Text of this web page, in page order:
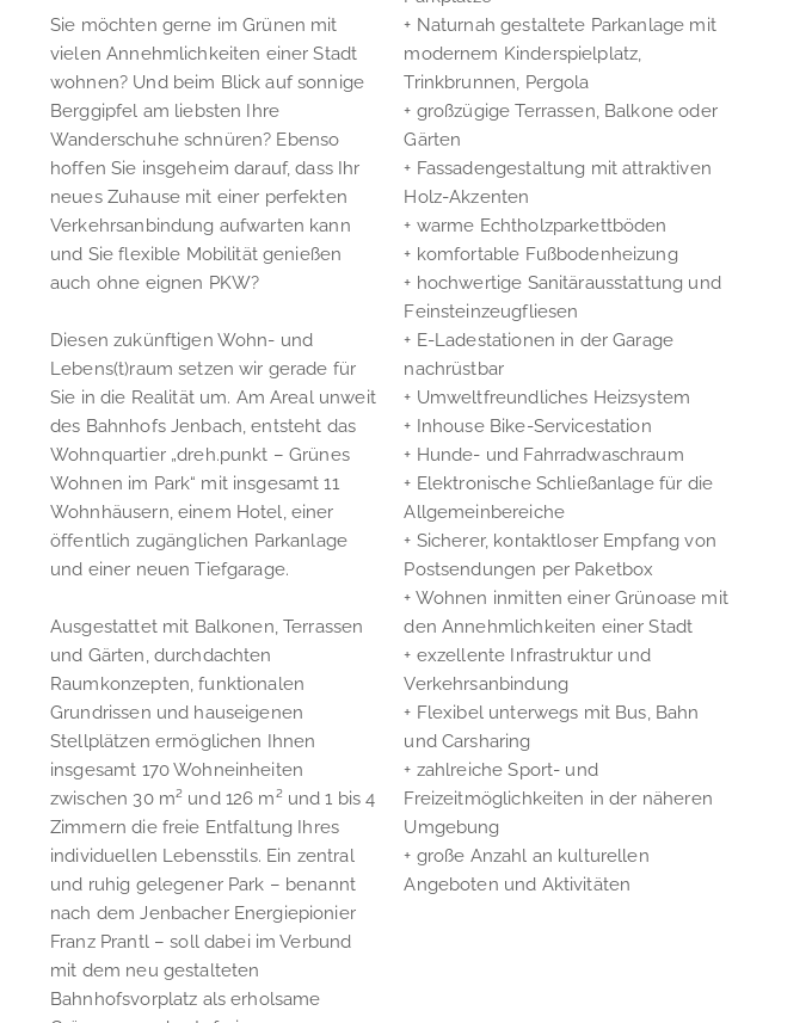
Sie möchten gerne im Grünen mit
vielen Annehmlichkeiten einer Stadt
wohnen? Und beim Blick auf sonnige
Berggipfel am liebsten Ihre
Wanderschuhe schnüren? Ebenso
hoffen Sie insgeheim darauf, dass Ihr
neues Zuhause mit einer perfekten
Verkehrsanbindung aufwarten kann
und Sie flexible Mobilität genießen
auch ohne eignen PKW?
Diesen zukünftigen Wohn- und
Lebens(t)raum setzen wir gerade für
Sie in die Realität um. Am Areal unweit
des Bahnhofs Jenbach, entsteht das
Wohnquartier „dreh.punkt – Grünes
Wohnen im Park“ mit insgesamt 11
Wohnhäusern, einem Hotel, einer
öffentlich zugänglichen Parkanlage
und einer neuen Tiefgarage.
Ausgestattet mit Balkonen, Terrassen
und Gärten, durchdachten
Raumkonzepten, funktionalen
Grundrissen und hauseigenen
Stellplätzen ermöglichen Ihnen
insgesamt 170 Wohneinheiten
zwischen 30 m² und 126 m² und 1 bis 4
Zimmern die freie Entfaltung Ihres
individuellen Lebensstils. Ein zentral
und ruhig gelegener Park – benannt
nach dem Jenbacher Energiepionier
Franz Prantl – soll dabei im Verbund
mit dem neu gestalteten
Bahnhofsvorplatz als erholsame
+ Naturnah gestaltete Parkanlage mit
modernem Kinderspielplatz,
Trinkbrunnen, Pergola
+ großzügige Terrassen, Balkone oder
Gärten
+ Fassadengestaltung mit attraktiven
Holz-Akzenten
+ warme Echtholzparkettböden
+ komfortable Fußbodenheizung
+ hochwertige Sanitärausstattung und
Feinsteinzeugfliesen
+ E-Ladestationen in der Garage
nachrüstbar
+ Umweltfreundliches Heizsystem
+ Inhouse Bike-Servicestation
+ Hunde- und Fahrradwaschraum
+ Elektronische Schließanlage für die
Allgemeinbereiche
+ Sicherer, kontaktloser Empfang von
Postsendungen per Paketbox
+ Wohnen inmitten einer Grünoase mit
den Annehmlichkeiten einer Stadt
+ exzellente Infrastruktur und
Verkehrsanbindung
+ Flexibel unterwegs mit Bus, Bahn
und Carsharing
+ zahlreiche Sport- und
Freizeitmöglichkeiten in der näheren
Umgebung
+ große Anzahl an kulturellen
Angeboten und Aktivitäten